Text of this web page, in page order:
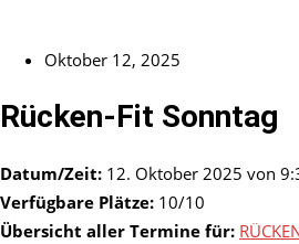
Oktober 12, 2025
Rücken-Fit Sonntag
Datum/Zeit: 12. Oktober 2025 von
Verfügbare Plätze: 10/10
Übersicht aller Termine für: